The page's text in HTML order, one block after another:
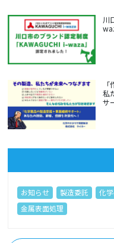
川
私
サ
お知らせ 製造委託 化
金属表面処理